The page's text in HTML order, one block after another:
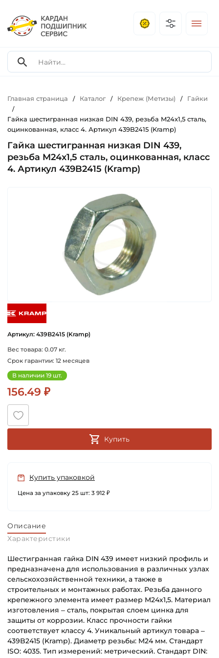
Главная страница / Каталог / Крепеж (Метизы) / Гайки
/
Гайка шестигранная низкая DIN 439, резьба M24x1,5 сталь,
оцинкованная, класс 4. Артикул 439B2415 (Kramp)
Гайка шестигранная низкая DIN 439,
резьба M24x1,5 сталь, оцинкованная, класс
4. Артикул 439B2415 (Kramp)
Артикул: 439B2415 (Kramp)
Вес товара: 0.07 кг.
Срок гарантии: 12 месяцев
В наличии 19 шт.
156.49 ₽
Купить
Купить упаковкой
Цена за упаковку 25 шт: 3 912 ₽
Описание
Характеристики
Шестигранная гайка DIN 439 имеет низкий профиль и
предназначена для использования в различных узлах
сельскохозяйственной техники, а также в
строительных и монтажных работах. Резьба данного
крепежного элемента имеет размер М24х1,5. Материал
изготовления – сталь, покрытая слоем цинка для
защиты от коррозии. Класс прочности гайки
соответствует классу 4. Уникальный артикул товара –
439B2415 (Kramp). Диаметр резьбы: M24 мм. Стандарт
ISO: 4035. Тип измерений: метрический. Стандарт DIN: